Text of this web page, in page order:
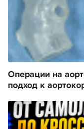
Операции на
подход к